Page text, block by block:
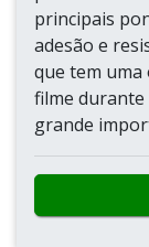
principais
adesão e
que tem uma
filme durante
grande